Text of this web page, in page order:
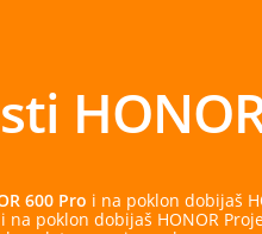
600 Pro i na poklon dobijaš
na poklon dobijaš HONOR